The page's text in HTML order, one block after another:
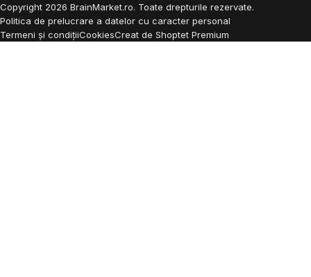
Copyright 2026 BrainMarket.ro. Toate drepturile rezervate.
Politica de prelucrare a datelor cu caracter personal
Termeni și condițiiCookiesCreat de Shoptet Premium